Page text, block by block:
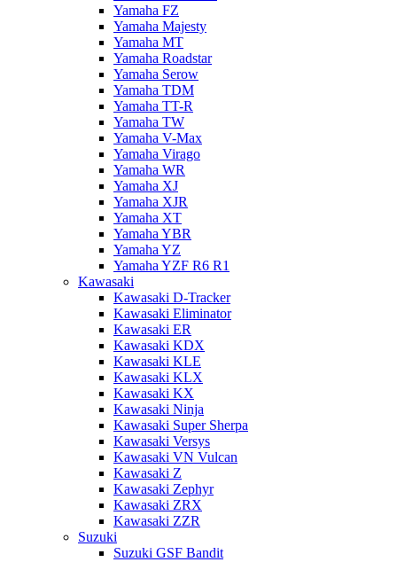
Yamaha FZ
Yamaha Majesty
Yamaha MT
Yamaha Roadstar
Yamaha Serow
Yamaha TDM
Yamaha TT-R
Yamaha TW
Yamaha V-Max
Yamaha Virago
Yamaha WR
Yamaha XJ
Yamaha XJR
Yamaha XT
Yamaha YBR
Yamaha YZ
Yamaha YZF R6 R1
Kawasaki
Kawasaki D-Tracker
Kawasaki Eliminator
Kawasaki ER
Kawasaki KDX
Kawasaki KLE
Kawasaki KLX
Kawasaki KX
Kawasaki Ninja
Kawasaki Super Sherpa
Kawasaki Versys
Kawasaki VN Vulcan
Kawasaki Z
Kawasaki Zephyr
Kawasaki ZRX
Kawasaki ZZR
Suzuki
Suzuki GSF Bandit